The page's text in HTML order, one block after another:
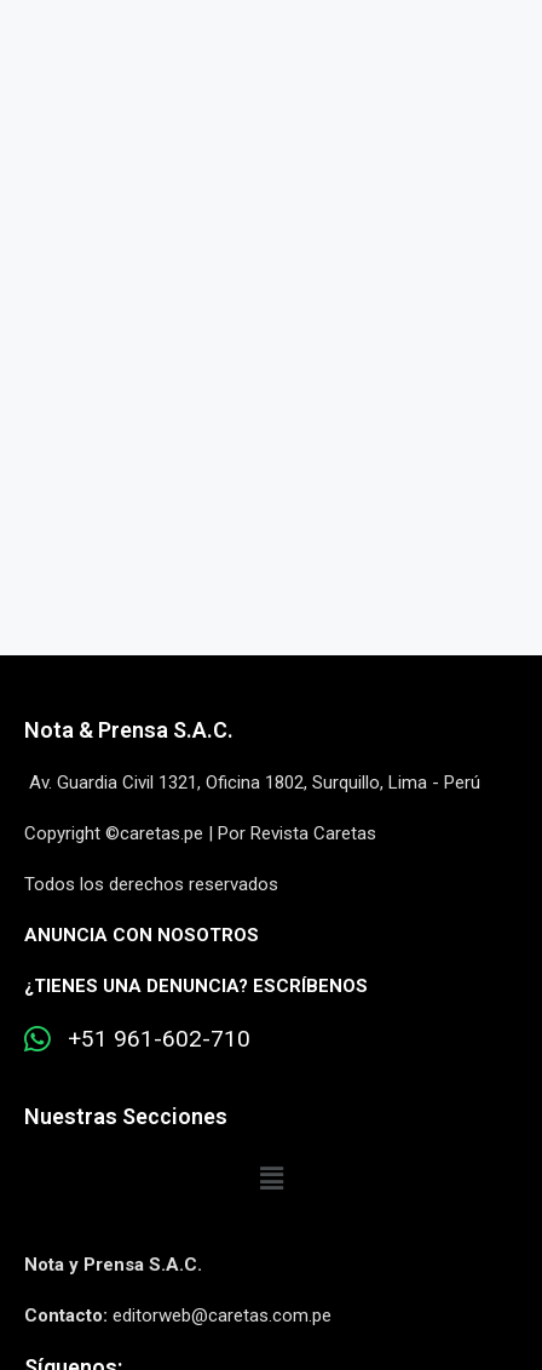
Nota & Prensa S.A.C.
Av. Guardia Civil 1321, Oficina 1802, Surquillo, Lima - Perú
Copyright ©caretas.pe | Por Revista Caretas
Todos los derechos reservados
ANUNCIA CON NOSOTROS
¿TIENES UNA DENUNCIA? ESCRÍBENOS
+51 961-602-710
Nuestras Secciones
Nota y Prensa S.A.C.
Contacto: editorweb@caretas.com.pe